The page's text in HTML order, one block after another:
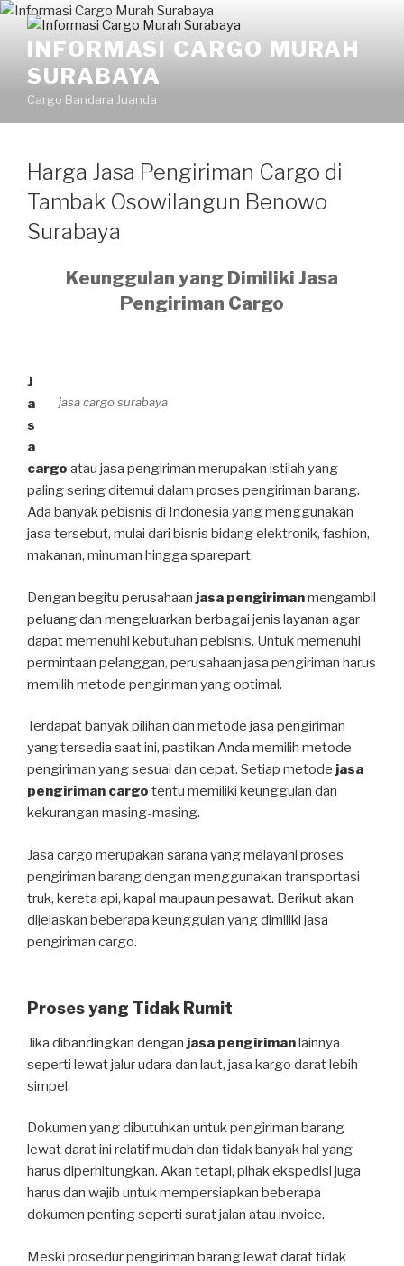
Skip
contentINFORMASI CARGO MURAH
SURABAYA
Cargo Bandara Juanda
Harga Jasa Pengiriman Cargo di
Tambak Osowilangun Benowo
Surabaya
Keunggulan yang Dimiliki Jasa
Pengiriman Cargo
jasa cargo surabaya
J
a
s
a
cargo atau jasa pengiriman merupakan istilah yang
paling sering ditemui dalam proses pengiriman barang.
Ada banyak pebisnis di Indonesia yang menggunakan
jasa tersebut, mulai dari bisnis bidang elektronik, fashion,
makanan, minuman hingga sparepart.
Dengan begitu perusahaan jasa pengirimanmengambil
peluang dan mengeluarkan berbagai jenis layanan agar
dapat memenuhi kebutuhan pebisnis. Untuk memenuhi
permintaan pelanggan, perusahaan jasa pengiriman harus
memilih metode pengiriman yang optimal.
Terdapat banyak pilihan dan metode jasa pengiriman
yang tersedia saat ini, pastikan Anda memilih metode
pengiriman yang sesuai dan cepat. Setiap metode jasa
pengiriman cargo tentu memiliki keunggulan dan
kekurangan masing-masing.
Jasa cargo merupakan sarana yang melayani proses
pengiriman barang dengan menggunakan transportasi
truk, kereta api, kapal maupaun pesawat. Berikut akan
dijelaskan beberapa keunggulan yang dimiliki jasa
pengiriman cargo.
Proses yang Tidak Rumit
Jika dibandingkan dengan jasa pengirimanlainnya
seperti lewat jalur udara dan laut, jasa kargo darat lebih
simpel.
Dokumen yang dibutuhkan untuk pengiriman barang
lewat darat ini relatif mudah dan tidak banyak hal yang
harus diperhitungkan. Akan tetapi, pihak ekspedisi juga
harus dan wajib untuk mempersiapkan beberapa
dokumen penting seperti surat jalan atau invoice.
Meski prosedur pengiriman barang lewat darat tidak